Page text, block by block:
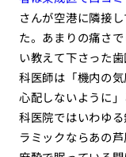
さんが空港に隣接
た。あまりの痛さ
い教えて下さった
科医師は「機内の
心配しないように
科医院ではいわゆ
ラミックならあの